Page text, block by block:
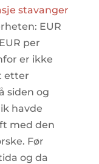
stavanger
EUR
per
er ikke
etter
siden og
havde
med den
Før
og da